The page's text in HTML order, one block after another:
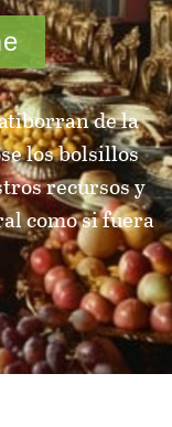
de la
los bolsillos
recursos y
como si fuera